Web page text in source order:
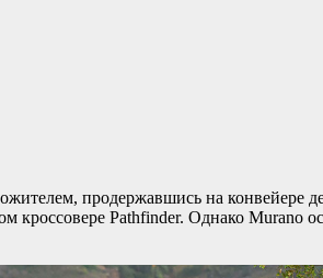
продержавшись на конвейере
кроссовере Pathfinder. Однако Murano